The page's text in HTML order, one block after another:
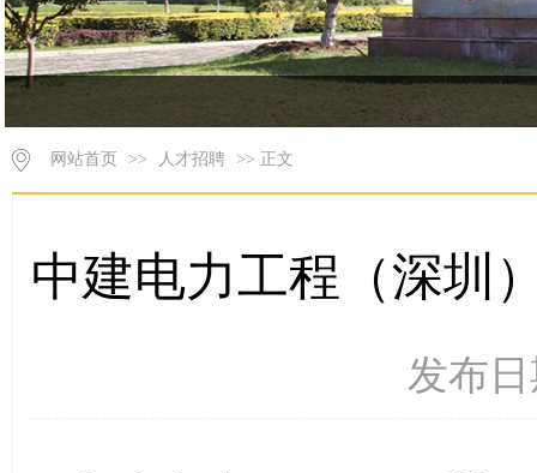
网站首页 >> 人才招聘 >> 正文
中建电力工程（深圳
发布日